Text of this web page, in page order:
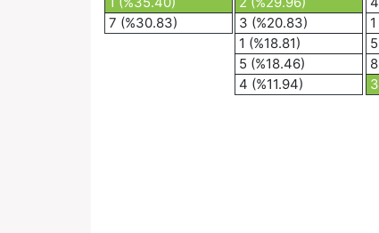
7 (%30.83)
3 (%20.83)
1 (%18.81)
5 (%18.46)
4 (%11.94)